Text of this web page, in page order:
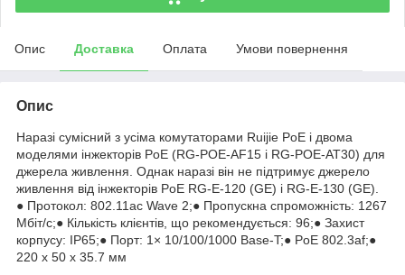
Опис Доставка Оплата Умови повернення
Опис
Наразі сумісний з усіма комутаторами Ruijie PoE і двома
моделями інжекторів PoE (RG-POE-AF15 і RG-POE-AT30) для
джерела живлення. Однак наразі він не підтримує джерело
живлення від інжекторів PoE RG-E-120 (GE) і RG-E-130 (GE).
● Протокол: 802.11ac Wave 2;● Пропускна спроможність: 1267
Мбіт/с;● Кількість клієнтів, що рекомендується: 96;● Захист
корпусу: IP65;● Порт: 1× 10/100/1000 Base-T;● PoE 802.3af;●
220 x 50 x 35.7 мм